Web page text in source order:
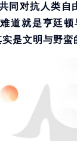
同对抗人类自
道就是亨廷
是文明与野蛮